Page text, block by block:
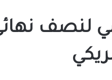
لنصف